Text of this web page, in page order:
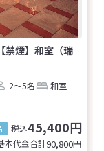
煙】和室（瑞
2～5名
和室
税込45,400円
本代金合計90,800円